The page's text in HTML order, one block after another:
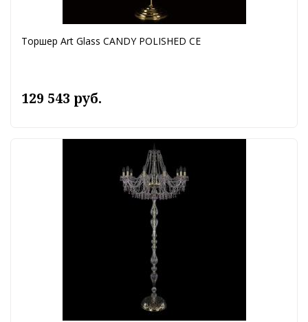
Торшер Art Glass CANDY POLISHED CE
129 543 руб.